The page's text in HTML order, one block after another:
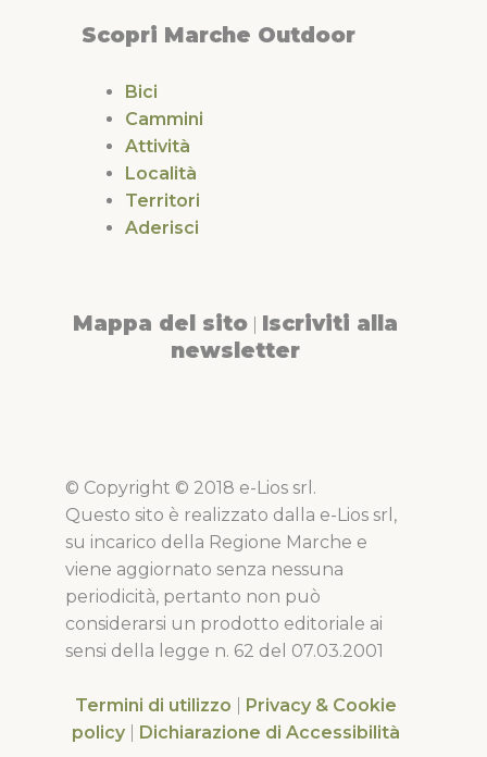
Scopri Marche Outdoor
Bici
Cammini
Attività
Località
Territori
Aderisci
Mappa del sito Iscriviti alla
newsletter
© Copyright © 2018 e-Lios srl.
Questo sito è realizzato dalla e-Lios srl,
su incarico della Regione Marche e
viene aggiornato senza nessuna
periodicità, pertanto non può
considerarsi un prodotto editoriale ai
sensi della legge n. 62 del 07.03.2001
Termini di utilizzo
Privacy & Cookie
policy
Dichiarazione di Accessibilità